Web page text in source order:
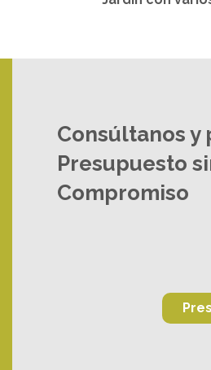
Consúltanos y
Presupuesto
Compromiso